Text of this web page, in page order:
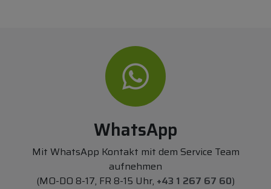
WhatsApp
Mit WhatsApp Kontakt mit dem Service Team
aufnehmen
(MO-DO 8-17, FR 8-15 Uhr, +43 1 267 67 60)